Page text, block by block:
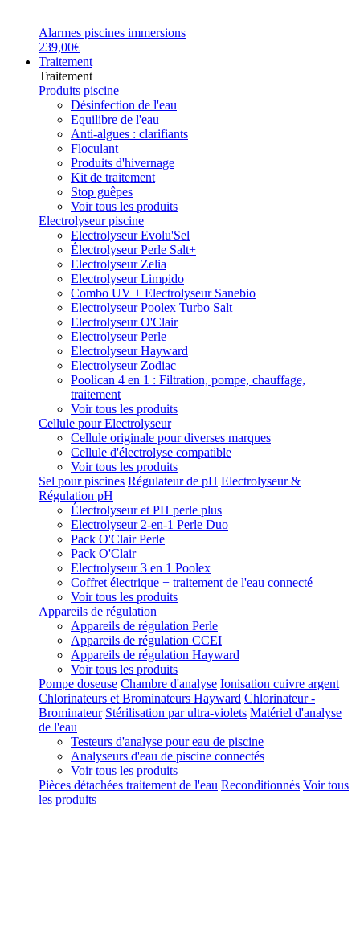
Alarmes piscines immersions
239,00€
Traitement
Traitement
Produits piscine
Désinfection de l'eau
Equilibre de l'eau
Anti-algues : clarifiants
Floculant
Produits d'hivernage
Kit de traitement
Stop guêpes
Voir tous les produits
Electrolyseur piscine
Electrolyseur Evolu'Sel
Électrolyseur Perle Salt+
Electrolyseur Zelia
Electrolyseur Limpido
Combo UV + Electrolyseur Sanebio
Electrolyseur Poolex Turbo Salt
Electrolyseur O'Clair
Electrolyseur Perle
Electrolyseur Hayward
Electrolyseur Zodiac
Poolican 4 en 1 : Filtration, pompe, chauffage,
traitement
Voir tous les produits
Cellule pour Electrolyseur
Cellule originale pour diverses marques
Cellule d'électrolyse compatible
Voir tous les produits
Sel pour piscines Régulateur de pH Electrolyseur &
Régulation pH
Électrolyseur et PH perle plus
Electrolyseur 2-en-1 Perle Duo
Pack O'Clair Perle
Pack O'Clair
Electrolyseur 3 en 1 Poolex
Coffret électrique + traitement de l'eau connecté
Voir tous les produits
Appareils de régulation
Appareils de régulation Perle
Appareils de régulation CCEI
Appareils de régulation Hayward
Voir tous les produits
Pompe doseuse Chambre d'analyse Ionisation cuivre argent
Chlorinateurs et Brominateurs Hayward Chlorinateur -
Brominateur Stérilisation par ultra-violets Matériel d'analyse
de l'eau
Testeurs d'analyse pour eau de piscine
Analyseurs d'eau de piscine connectés
Voir tous les produits
Pièces détachées traitement de l'eau Reconditionnés Voir tous
les produits